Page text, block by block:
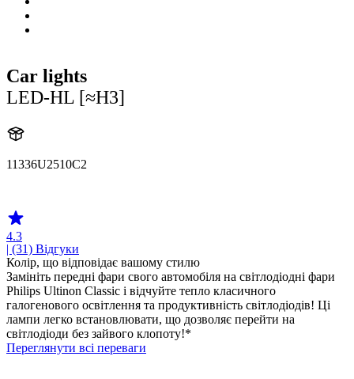
Car lights
LED-HL [≈H3]
11336U2510C2
4.3
| (31) Відгуки
Колір, що відповідає вашому стилю
Замініть передні фари свого автомобіля на світлодіодні фари
Philips Ultinon Classic і відчуйте тепло класичного
галогенового освітлення та продуктивність світлодіодів! Ці
лампи легко встановлювати, що дозволяє перейти на
світлодіоди без зайвого клопоту!*
Переглянути всі переваги